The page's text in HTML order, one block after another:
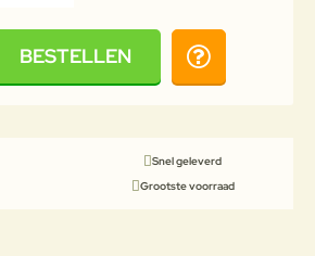
BESTELLEN
Snel geleverd
Grootste voorraad